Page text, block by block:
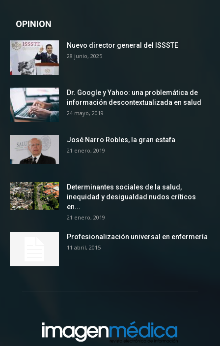
OPINION
Nuevo director general del ISSSTE
28 junio, 2025
Dr. Google y Yahoo: una problemática de
información descontextualizada en salud
24 mayo, 2019
José Narro Robles, la gran estafa
21 enero, 2019
Determinantes sociales de la salud,
inequidad y desigualdad nudos críticos
en...
21 enero, 2019
Profesionalización universal en enfermería
11 abril, 2015